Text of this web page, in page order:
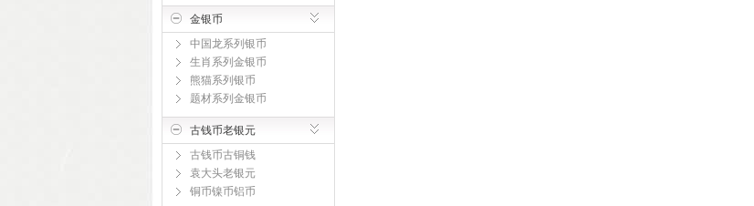
金银币
中国龙系列银币
生肖系列金银币
熊猫系列银币
题材系列金银币
古钱币老银元
古钱币古铜钱
袁大头老银元
铜币镍币铝币